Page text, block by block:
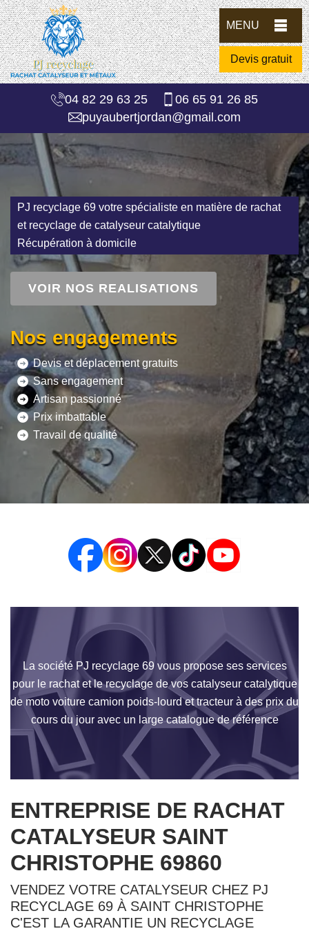
MENU
Devis gratuit
04 82 29 63 25
06 65 91 26 85
puyaubertjordan@gmail.com
PJ recyclage 69 votre spécialiste en matière de rachat
et recyclage de catalyseur catalytique
Récupération à domicile
VOIR NOS REALISATIONS
Nos engagements
Devis et déplacement gratuits
Sans engagement
Artisan passionné
Prix imbattable
Travail de qualité
La société PJ recyclage 69 vous propose ses services
pour le rachat et le recyclage de vos catalyseur catalytique
de moto voiture camion poids-lourd et tracteur à des prix du
cours du jour avec un large catalogue de référence
ENTREPRISE DE RACHAT
CATALYSEUR SAINT
CHRISTOPHE 69860
VENDEZ VOTRE CATALYSEUR CHEZ PJ
RECYCLAGE 69 À SAINT CHRISTOPHE
C'EST LA GARANTIE UN RECYCLAGE